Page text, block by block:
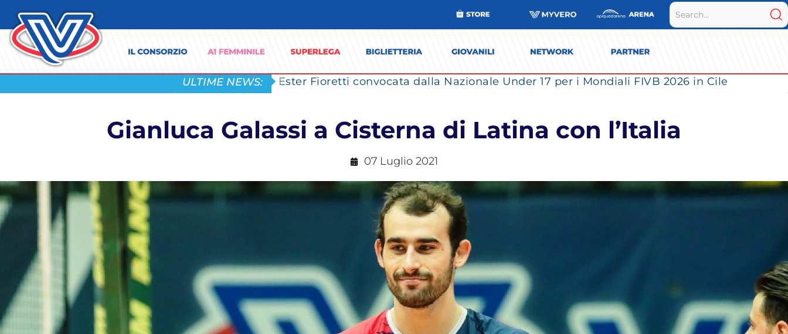
ULTIME NEWS: Ester Fioretti convocata dalla Nazionale Under 17 per i Mondiali FIVB 2026 in Cile
Gianluca Galassi a Cisterna di Latina con l’Italia
07 Luglio 2021